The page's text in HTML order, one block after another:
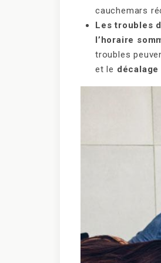
cauchemars
Les troubles
l’horaire
troubles
et le